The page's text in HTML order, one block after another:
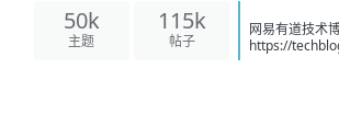
50k 115k
网易有道技术